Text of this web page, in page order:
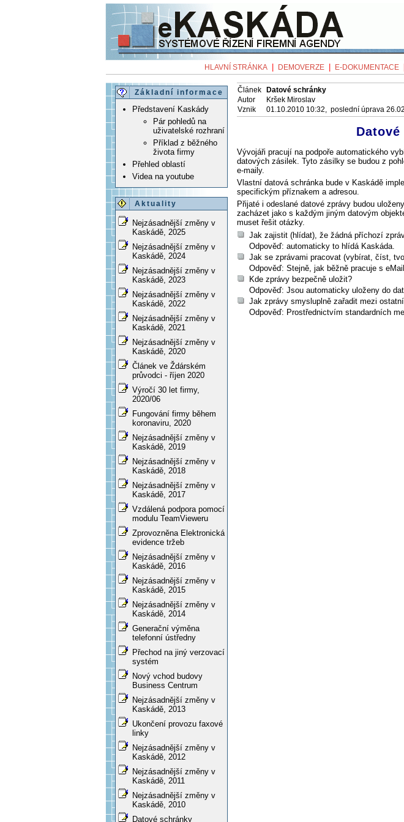
HLAVNÍ STRÁNKA DEMOVERZE E-DOKUMENTACE
Základní informace
Představení Kaskády
Pár pohledů na
uživatelské rozhraní
Příklad z běžného
života firmy
Přehled oblastí
Videa na youtube
Aktuality
Nejzásadnější změny v
Kaskádě, 2025
Nejzásadnější změny v
Kaskádě, 2024
Nejzásadnější změny v
Kaskádě, 2023
Nejzásadnější změny v
Kaskádě, 2022
Nejzásadnější změny v
Kaskádě, 2021
Nejzásadnější změny v
Kaskádě, 2020
Článek ve Ždárském
průvodci - říjen 2020
Výročí 30 let firmy,
2020/06
Fungování firmy během
koronaviru, 2020
Nejzásadnější změny v
Kaskádě, 2019
Nejzásadnější změny v
Kaskádě, 2018
Nejzásadnější změny v
Kaskádě, 2017
Vzdálená podpora pomocí
modulu TeamVieweru
Zprovozněna Elektronická
evidence tržeb
Nejzásadnější změny v
Kaskádě, 2016
Nejzásadnější změny v
Kaskádě, 2015
Nejzásadnější změny v
Kaskádě, 2014
Generační výměna
telefonní ústředny
Přechod na jiný verzovací
systém
Nový vchod budovy
Business Centrum
Nejzásadnější změny v
Kaskádě, 2013
Ukončení provozu faxové
linky
Nejzásadnější změny v
Kaskádě, 2012
Nejzásadnější změny v
Kaskádě, 2011
Nejzásadnější změny v
Kaskádě, 2010
Datové schránky
Článek
Datové schránky
Autor
Kršek Miroslav
Vznik
01.10.2010 10:32, poslední úprava
Vývojáři pracují na podpoře automatického
datových zásilek. Tyto zásilky se budou z
e-maily.
Vlastní datová schránka bude v Kaskádě
specifickým příznakem a adresou.
Přijaté i odeslané datové zprávy budou
zacházet jako s každým jiným datovým
muset řešit otázky.
Jak zajistit (hlídat), že žádná příchozí
Odpověď: automaticky to hlídá Kaskáda.
Jak se zprávami pracovat (vybírat, číst,
Odpověď: Stejně, jak běžně pracuje s
Kde zprávy bezpečně uložit?
Odpověď: Jsou automaticky uloženy do
Jak zprávy smysluplně zařadit mezi
Odpověď: Prostřednictvím standardních